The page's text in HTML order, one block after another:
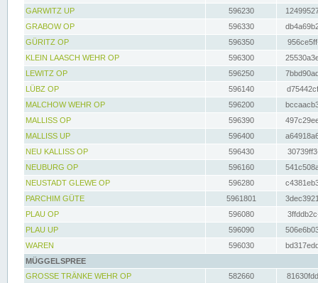
GARWITZ UP
596230
GRABOW OP
596330
GÜRITZ OP
596350
KLEIN LAASCH WEHR OP
596300
LEWITZ OP
596250
LÜBZ OP
596140
MALCHOW WEHR OP
596200
MALLISS OP
596390
MALLISS UP
596400
NEU KALLISS OP
596430
NEUBURG OP
596160
NEUSTADT GLEWE OP
596280
PARCHIM GÜTE
5961801
PLAU OP
596080
PLAU UP
596090
WAREN
596030
MÜGGELSPREE
GROSSE TRÄNKE WEHR OP
582660